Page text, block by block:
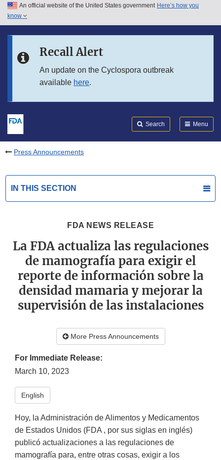
Skip to main content
Skip to in this section menu
An official website of the United States government Here’s how you
know
Recall Alert
An update on the Cyclospora outbreak
available here.
Search Menu
Press Announcements
IN THIS SECTION
FDA NEWS RELEASE
La FDA actualiza las regulaciones
de mamografía para exigir el
reporte de información sobre la
densidad mamaria y mejorar la
supervisión de las instalaciones
More Press Announcements
For Immediate Release:
March 10, 2023
English
Hoy, la Administración de Alimentos y Medicamentos
de Estados Unidos (FDA , por sus siglas en inglés)
publicó actualizaciones a las regulaciones de
mamografía para, entre otras cosas, exigir a los